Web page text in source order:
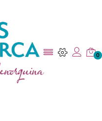
0